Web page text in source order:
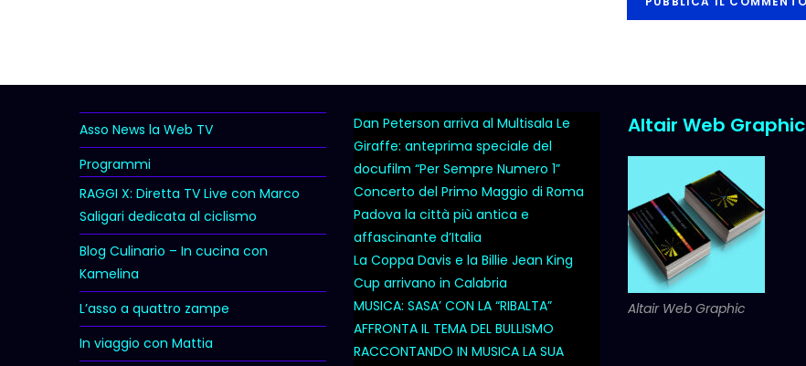
Asso News la Web TV
Programmi
RAGGI X: Diretta TV Live con Marco
Saligari dedicata al ciclismo
Blog Culinario – In cucina con
Kamelina
L’asso a quattro zampe
In viaggio con Mattia
Dan Peterson arriva al Multisala Le
Giraffe: anteprima speciale del
docufilm “Per Sempre Numero 1”
Concerto del Primo Maggio di Roma
Padova la città più antica e
affascinante d’Italia
La Coppa Davis e la Billie Jean King
Cup arrivano in Calabria
MUSICA: SASA’ CON LA “RIBALTA”
AFFRONTA IL TEMA DEL BULLISMO
RACCONTANDO IN MUSICA LA SUA
Altair Web Graphic
Altair Web Graphic